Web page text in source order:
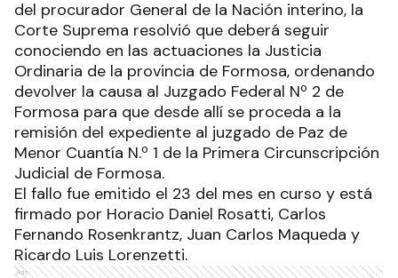
del procurador General de la Nación interino, la
Corte Suprema resolvió que deberá seguir
conociendo en las actuaciones la Justicia
Ordinaria de la provincia de Formosa, ordenando
devolver la causa al Juzgado Federal Nº 2 de
Formosa para que desde allí se proceda a la
remisión del expediente al juzgado de Paz de
Menor Cuantía N.º 1 de la Primera Circunscripción
Judicial de Formosa.
El fallo fue emitido el 23 del mes en curso y está
firmado por Horacio Daniel Rosatti, Carlos
Fernando Rosenkrantz, Juan Carlos Maqueda y
Ricardo Luis Lorenzetti.
Ads